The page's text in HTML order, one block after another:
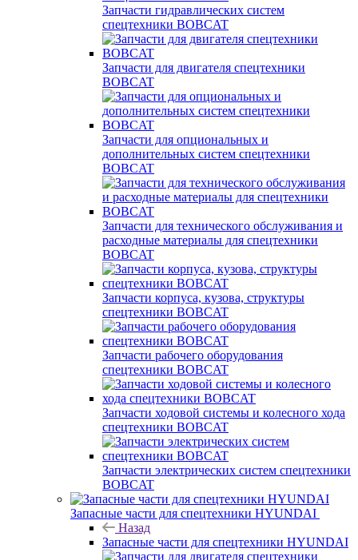
Запчасти гидравлических систем
спецтехники BOBCAT
Запчасти для двигателя спецтехники
BOBCAT
Запчасти для опциональных и
дополнительных систем спецтехники
BOBCAT
Запчасти для технического обслуживания и
расходные материалы для спецтехники
BOBCAT
Запчасти корпуса, кузова, структуры
спецтехники BOBCAT
Запчасти рабочего оборудования
спецтехники BOBCAT
Запчасти ходовой системы и колесного хода
спецтехники BOBCAT
Запчасти электрических систем спецтехники
BOBCAT
Запасные части для спецтехники HYUNDAI
Назад
Запасные части для спецтехники HYUNDAI